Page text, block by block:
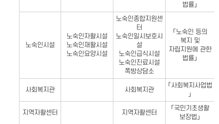
법률」
노숙인시설
노숙인자활시설
노숙인재활시설
노숙인요양시설
노숙인종합지원센
터
노숙인일시보호시
설
노숙인급식시설
노숙인진료시설
쪽방상담소
「노숙인 등의
복지 및
자립지원에 관한
법률」
사회복지관 사회복지관
「사회복지사업법
」
지역자활센터 지역자활센터
「국민기초생활
보장법」